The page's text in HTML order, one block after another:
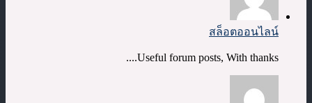
สล็อตออนไลน์
Useful forum posts, With thanks....